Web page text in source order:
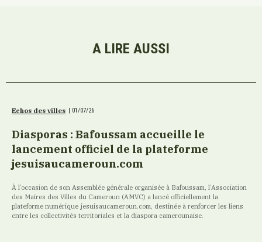
A LIRE AUSSI
Echos des villes 01/07/26
Diasporas : Bafoussam accueille le
lancement officiel de la plateforme
jesuisaucameroun.com
À l’occasion de son Assemblée générale organisée à Bafoussam, l’Association
des Maires des Villes du Cameroun (AMVC) a lancé officiellement la
plateforme numérique jesuisaucameroun.com, destinée à renforcer les liens
entre les collectivités territoriales et la diaspora camerounaise.